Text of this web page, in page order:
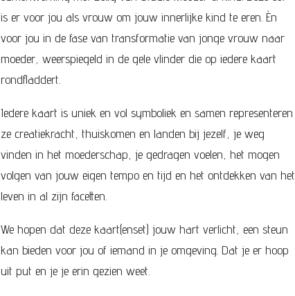
is er voor jou als vrouw om jouw innerlijke kind te eren. Èn
voor jou in de fase van transformatie van jonge vrouw naar
moeder, weerspiegeld in de gele vlinder die op iedere kaart
rondfladdert.
Iedere kaart is uniek en vol symboliek en samen representeren
ze creatiekracht, thuiskomen en landen bij jezelf, je weg
vinden in het moederschap, je gedragen voelen, het mogen
volgen van jouw eigen tempo en tijd en het ontdekken van het
leven in al zijn facetten.
We hopen dat deze kaart(enset) jouw hart verlicht, een steun
kan bieden voor jou of iemand in je omgeving. Dat je er hoop
uit put en je je erin gezien weet.